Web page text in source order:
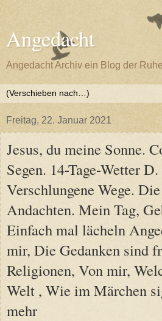
Angedacht
Angedacht Archiv ein Blog der
Freitag, 22. Januar 2021
Jesus, du meine Sonne.
Segen. 14-Tage-Wetter
Verschlungene Wege.
Andachten. Mein Tag,
Einfach mal lächeln
mir, Die Gedanken sind
Religionen, Von mir,
Welt , Wie im Märchen
mehr